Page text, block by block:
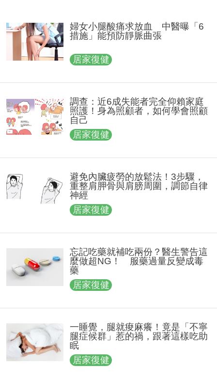
婦女小腿酸痛求放血 中醫曝「6
措施」能預防靜脈曲張
居家復健
調查：近6成失能者完全仰賴家庭
照護！身為照顧者，如何學會照顧
自己
居家復健
避免內臟疲勞的放鬆法！3步驟，
重整肩胛骨與肩膀周圍，調節自律
神經
居家復健
忘記吃藥就補吃兩份？醫生警告這
麼做超NG！ 服藥過量反變成毒
藥
居家復健
一睡覺，腿就痠麻癢！竟是「不寧
腿症候群」惹的禍，跟著這樣吃助
眠
居家復健